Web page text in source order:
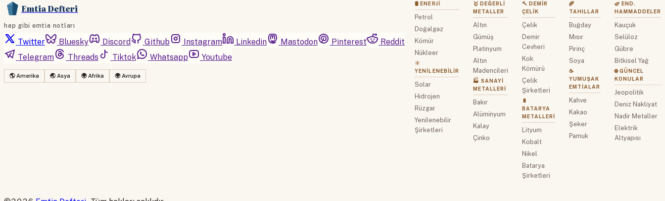
Emtia Defteri
hap gibi emtia notları
Twitter Bluesky Discord Github Instagram Linkedin Mastodon Pinterest
Reddit
Telegram
Threads Tiktok Whatsapp Youtube
🌎 Amerika 🌏 Asya 🌍 Afrika 🌍 Avrupa
🛢 ENERJI
Petrol
Doğalgaz
Kömür
Nükleer
☀️
YENILENEBILIR
Solar
Hidrojen
Rüzgar
Yenilenebilir
Şirketleri
🥇 DEĞERLI
METALLER
Altın
Gümüş
Platinyum
Altın
Madencileri
🏭 SANAYI
METALLERI
Bakır
Alüminyum
Kalay
Çinko
🔨 DEMIR
ÇELIK
Çelik
Demir
Cevheri
Kok
Kömürü
Çelik
Şirketleri
🔋
BATARYA
METALLERI
Lityum
Kobalt
Nikel
Batarya
Şirketleri
🌾
TAHILLAR
Buğday
Mısır
Pirinç
Soya
☕
YUMUŞAK
EMTIALAR
Kahve
Kakao
Şeker
Pamuk
🌿 END.
HAMMADDELER
Kauçuk
Selüloz
Gübre
Bitkisel Yağ
🌐 GÜNCEL
KONULAR
Jeopolitik
Deniz Nakliyat
Nadir Metaller
Elektrik
Altyapısı